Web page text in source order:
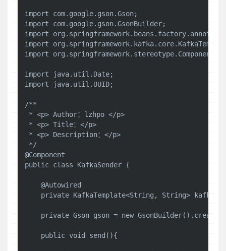
import com.google.gson.Gson;
import com.google.gson.GsonBuilder;
import
import
import org.springframework.stereotype.Component;
import java.util.Date;
import java.util.UUID;
/**
* <p> Author：lzhpo </p>
* <p> Title：</p>
* <p> Description：</p>
*/
@Component
public class KafkaSender {
    @Autowired
private KafkaTemplate<String, String>
private Gson gson = new
    public void send(){